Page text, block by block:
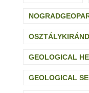
GEOLOGICAL
GEOLOGICAL